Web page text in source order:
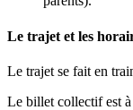
Le trajet et les
Le trajet se fait en
Le billet collectif est